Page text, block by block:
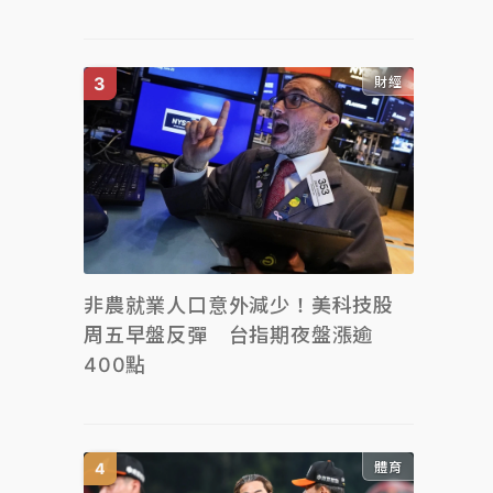
財經
非農就業人口意外減少！美科技股
周五早盤反彈 台指期夜盤漲逾
400點
體育